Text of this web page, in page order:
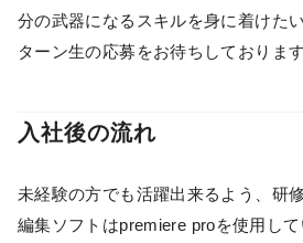
分の武器になるスキルを身に着けた
ターン生の応募をお待ちしております
入社後の流れ
未経験の方でも活躍出来るよう、研
編集ソフトはpremiere proを使用して